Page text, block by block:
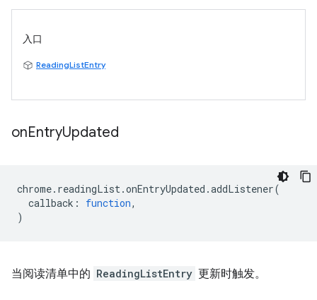
入口
ReadingListEntry
onEntryUpdated
chrome. readingList .onEntryUpdated .addListener(
callback : function,
)
当阅读清单中的 ReadingListEntry 更新时触发。